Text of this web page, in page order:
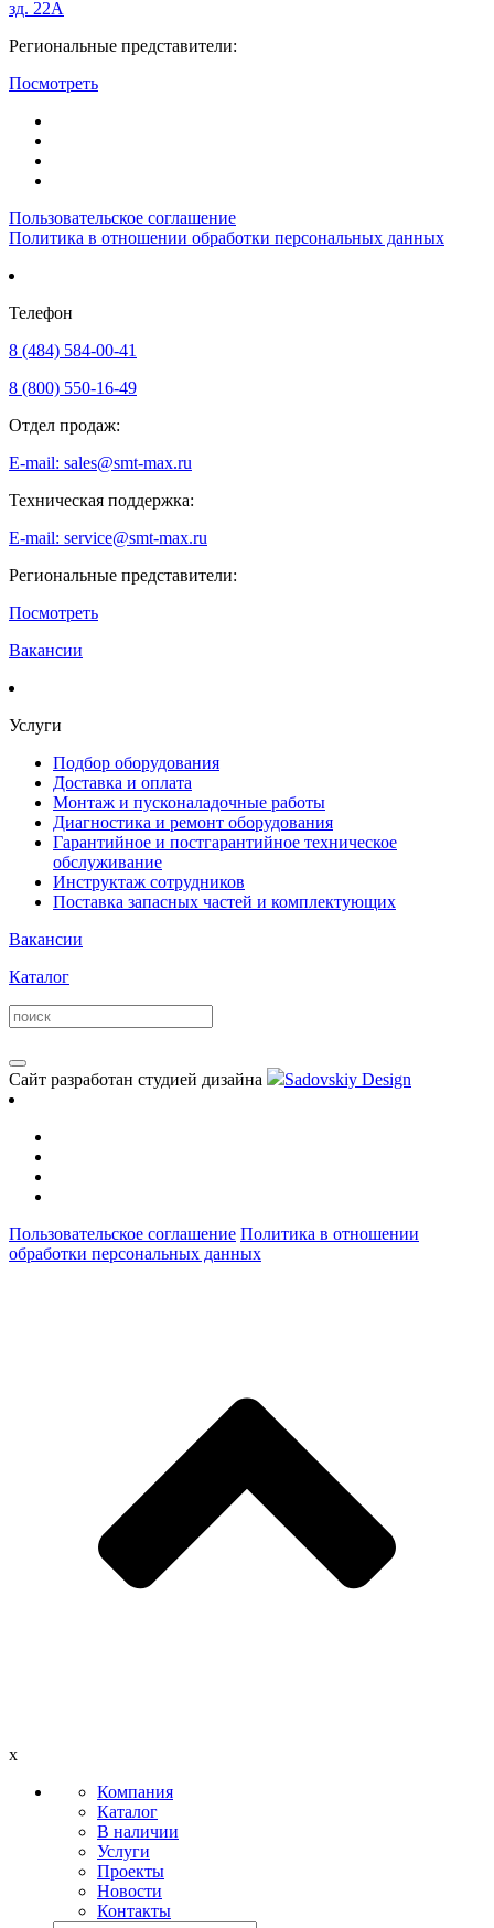
зд. 22А
Региональные представители:
Посмотреть
Пользовательское соглашение
Политика в отношении обработки персональных данных
Телефон
8 (484) 584-00-41
8 (800) 550-16-49
Отдел продаж:
E-mail: sales@smt-max.ru
Техническая поддержка:
E-mail: service@smt-max.ru
Региональные представители:
Посмотреть
Вакансии
Услуги
Подбор оборудования
Доставка и оплата
Монтаж и пусконаладочные работы
Диагностика и ремонт оборудования
Гарантийное и постгарантийное техническое
обслуживание
Инструктаж сотрудников
Поставка запасных частей и комплектующих
Вакансии
Каталог
Сайт разработан студией дизайна Sadovskiy Design
Пользовательское соглашение Политика в отношении
обработки персональных данных
x
Компания
Каталог
В наличии
Услуги
Проекты
Новости
Контакты